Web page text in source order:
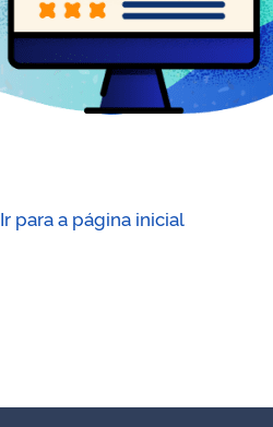
Ir para a página inicial